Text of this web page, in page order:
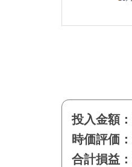
投入金額
時価評価
合計損益